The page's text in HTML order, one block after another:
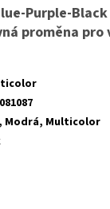
Purple-
proměna pro
, Modrá, Multicolor